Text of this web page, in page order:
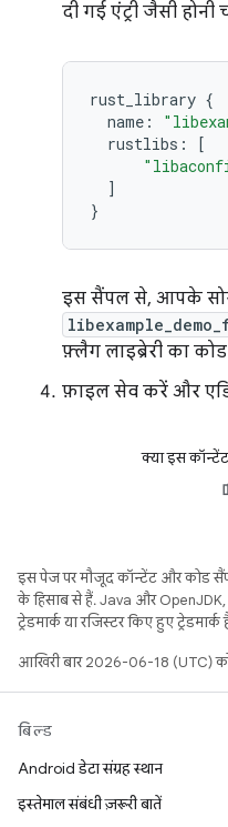
दी गई एंट्री जैसी होनी
rust_library {
name :
rustlibs :
[
]
}
इस सैंपल से, आपके
फ़्लैग लाइब्रेरी का
फ़ाइल सेव करें और
क्या इस
इस पेज पर मौजूद कॉन्टेंट और कोड
के हिसाब से हैं. Java और
ट्रेडमार्क या रजिस्टर किए हुए ट्रेडमार्क
आखिरी बार 2026-06-18 (UTC)
बिल्ड
Android डेटा संग्रह स्थान
इस्तेमाल संबंधी ज़रूरी बातें